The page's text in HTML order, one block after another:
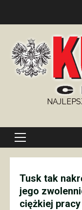
Primary
Tusk tak
jego
ciężkiej pracy